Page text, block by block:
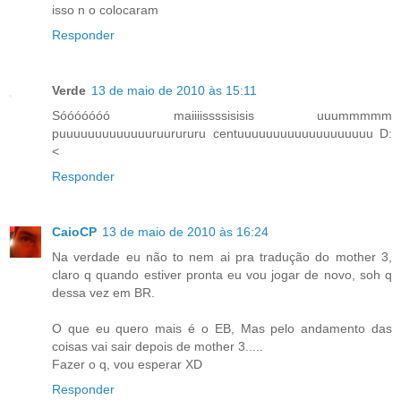
isso n o colocaram
Responder
Verde 13 de maio de 2010 às 15:11
Sóóóóóóó maiiiissssisisis uuummmmm
puuuuuuuuuuuuuruurururu centuuuuuuuuuuuuuuuuuuu D:
<
Responder
CaioCP 13 de maio de 2010 às 16:24
Na verdade eu não to nem ai pra tradução do mother 3,
claro q quando estiver pronta eu vou jogar de novo, soh q
dessa vez em BR.
O que eu quero mais é o EB, Mas pelo andamento das
coisas vai sair depois de mother 3.....
Fazer o q, vou esperar XD
Responder